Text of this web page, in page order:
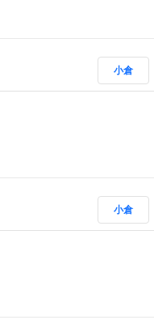
小倉
小倉